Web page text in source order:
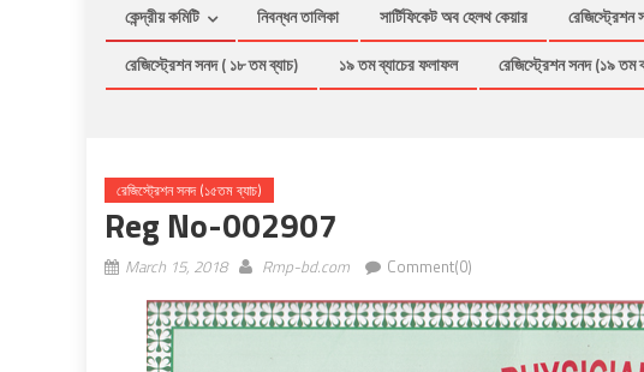
কেন্দ্রীয় কমিটি নিবন্ধন তালিকা সার্টিফিকেট অব হেলথ কেয়ার রেজিস্ট্রেশন
রেজিস্ট্রেশন সনদ ( ১৮ তম ব্যাচ)
১৯ তম ব্যাচের ফলাফল রেজিস্ট্রেশন সনদ (১৯ তম
রেজিস্ট্রেশন সনদ (১৫তম ব্যাচ)
Reg No-002907
March 15, 2018 Rmp-bd.com Comment(0)